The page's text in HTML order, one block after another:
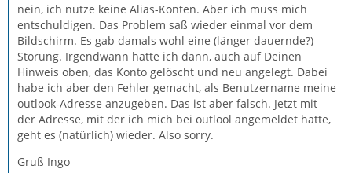
nein, ich nutze keine Alias-Konten. Aber ich muss mich
entschuldigen. Das Problem saß wieder einmal vor dem
Bildschirm. Es gab damals wohl eine (länger dauernde?)
Störung. Irgendwann hatte ich dann, auch auf Deinen
Hinweis oben, das Konto gelöscht und neu angelegt. Dabei
habe ich aber den Fehler gemacht, als Benutzername meine
outlook-Adresse anzugeben. Das ist aber falsch. Jetzt mit
der Adresse, mit der ich mich bei outlool angemeldet hatte,
geht es (natürlich) wieder. Also sorry.
Gruß Ingo